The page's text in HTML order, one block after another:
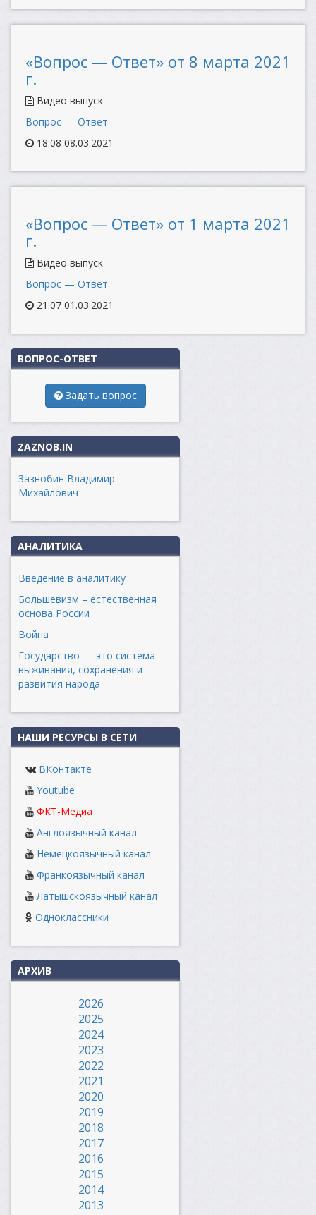
«Вопрос — Ответ» от 8 марта 2021
г.
Видео выпуск
Вопрос — Ответ
18:08 08.03.2021
«Вопрос — Ответ» от 1 марта 2021
г.
Видео выпуск
Вопрос — Ответ
21:07 01.03.2021
ВОПРОС-ОТВЕТ
Задать вопрос
ZAZNOB.IN
Зазнобин Владимир
Михайлович
АНАЛИТИКА
Введение в аналитику
Большевизм – естественная
основа России
Война
Государство — это система
выживания, сохранения и
развития народа
НАШИ РЕСУРСЫ В СЕТИ
ВКонтакте
Youtube
ФКТ-Медиа
Англоязычный канал
Немецкоязычный канал
Франкоязычный канал
Латышскоязычный канал
Одноклассники
АРХИВ
2026
2025
2024
2023
2022
2021
2020
2019
2018
2017
2016
2015
2014
2013